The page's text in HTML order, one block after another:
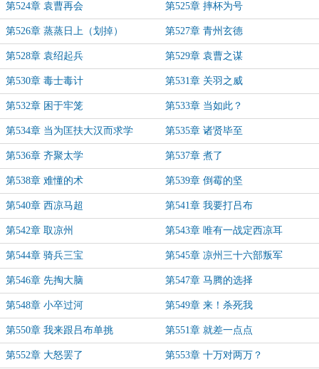
第524章 袁曹再会 第525章 摔杯为号
第526章 蒸蒸日上（划掉） 第527章 青州玄德
第528章 袁绍起兵 第529章 袁曹之谋
第530章 毒士毒计 第531章 关羽之威
第532章 困于牢笼 第533章 当如此？
第534章 当为匡扶大汉而求学 第535章 诸贤毕至
第536章 齐聚太学 第537章 煮了
第538章 难懂的术 第539章 倒霉的坚
第540章 西凉马超 第541章 我要打吕布
第542章 取凉州 第543章 唯有一战定西凉耳
第544章 骑兵三宝 第545章 凉州三十六部叛军
第546章 先掏大脑 第547章 马腾的选择
第548章 小卒过河 第549章 来！杀死我
第550章 我来跟吕布单挑 第551章 就差一点点
第552章 大怒罢了 第553章 十万对两万？